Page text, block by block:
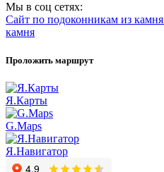
Мы в соц сетях:
Сайт по подоконникам из камня
камня
Проложить маршрут
Я.Карты
G.Maps
Я.Навигатор